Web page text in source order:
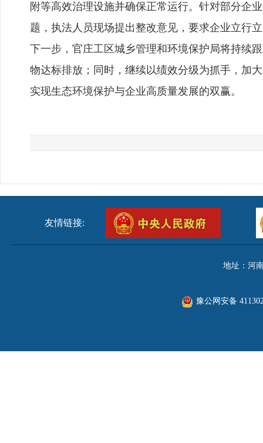
附等高效治理设施并确保正常运行。针对部分企
题，执法人员现场提出整改意见，要求企业立行
下一步，官庄工区城乡管理和环境保护局将持续
物达标排放；同时，继续以绩效分级为抓手，加
实现生态环境保护与企业高质量发展的双赢。
友情链接:
地址：河
豫公网安备